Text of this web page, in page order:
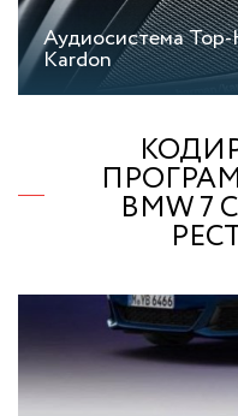
Аудиосистема
Kardon
BMW 7